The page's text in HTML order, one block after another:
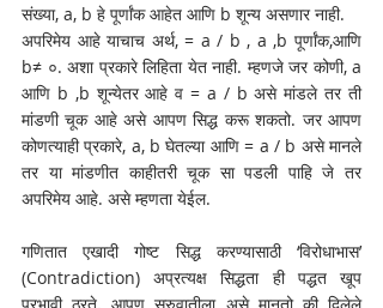
संख्या, a, b हे पूर्णांक आहेत आणि b शून्य असणार नाही.
अपरिमेय आहे याचाच अर्थ, = a / b , a ,b पूर्णांक,आणि
b≠ ०. अशा प्रकारे लिहिता येत नाही. म्हणजे जर कोणी, a
आणि b ,b शून्येतर आहे व = a / b असे मांडले तर ती
मांडणी चूक आहे असे आपण सिद्ध करू शकतो. जर आपण
कोणत्याही प्रकारे, a, b घेतल्या आणि = a / b असे मानले
तर या मांडणीत काहीतरी चूक सा पडली पाहि जे तर
अपरिमेय आहे. असे म्हणता येईल.
गणितात एखादी गोष्ट सिद्ध करण्यासाठी ‘विरोधाभास’
(Contradiction) अप्रत्यक्ष सिद्धता ही पद्धत खूप
प्रभावी ठरते. आपण सुरुवातीला असे मानतो की दिलेले